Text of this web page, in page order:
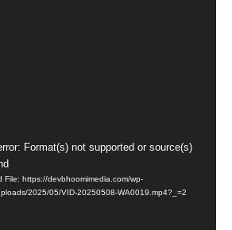
Format(s) not supported or source(s)
File: https://devbhoomimedia.com/wp-
2025/05/VID-20250508-WA0019.mp4?_=2